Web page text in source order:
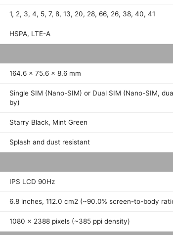
1, 2, 3, 4, 5, 7, 8, 13, 20, 28, 66, 26, 38, 40, 41
HSPA, LTE-A
164.6 x 75.6 x 8.6 mm
Single SIM (Nano-SIM) or Dual SIM (Nano-SIM,
by)
Starry Black, Mint Green
Splash and dust resistant
IPS LCD 90Hz
6.8 inches, 112.0 cm2 (~90.0% screen-to-body
1080 x 2388 pixels (~385 ppi density)